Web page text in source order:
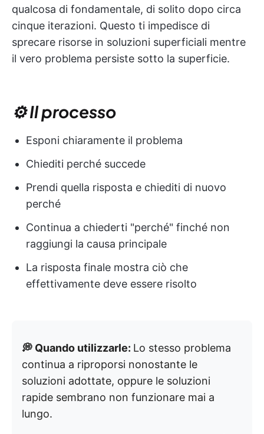
qualcosa di fondamentale, di solito dopo circa
cinque iterazioni. Questo ti impedisce di
sprecare risorse in soluzioni superficiali mentre
il vero problema persiste sotto la superficie.
⚙️ Il processo
Esponi chiaramente il problema
Chiediti perché succede
Prendi quella risposta e chiediti di nuovo
perché
Continua a chiederti "perché" finché non
raggiungi la causa principale
La risposta finale mostra ciò che
effettivamente deve essere risolto
💭 Quando utilizzarle: Lo stesso problema
continua a riproporsi nonostante le
soluzioni adottate, oppure le soluzioni
rapide sembrano non funzionare mai a
lungo.